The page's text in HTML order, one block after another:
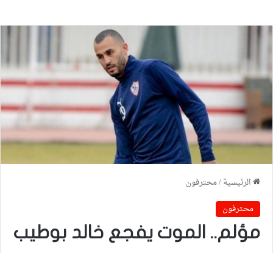
الرئيسية/محترفون
محترفون
مؤلم.. الموت يفجع خالد بوطيب